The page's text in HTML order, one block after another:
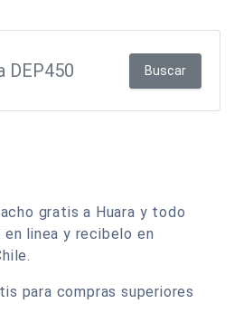
Buscar
gratis a Huara y todo
linea y recibelo en
para compras superiores